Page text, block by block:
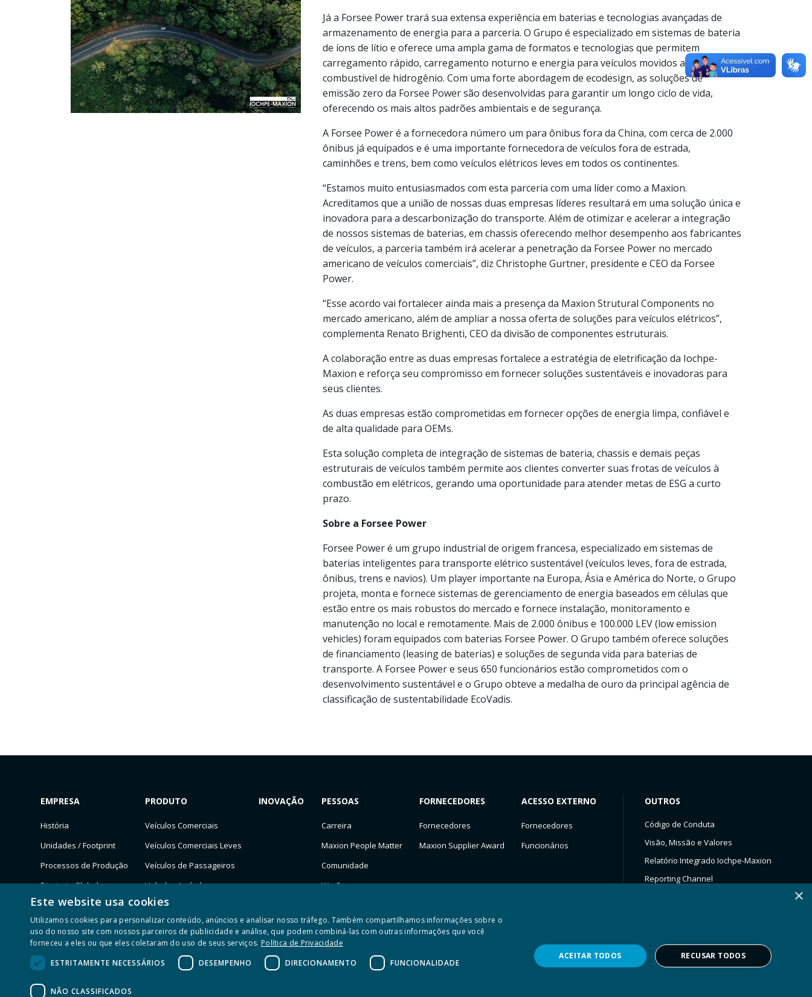
Já a Forsee Power trará sua extensa experiência em baterias e tecnologias avançadas de
armazenamento de energia para a parceria. O Grupo é especializado em sistemas de bateria
de íons de lítio e oferece uma ampla gama de formatos e tecnologias que permitem
carregamento rápido, carregamento noturno e energia para veículos movidos a célula de
combustível de hidrogênio. Com uma forte abordagem de ecodesign, as soluções de
emissão zero da Forsee Power são desenvolvidas para garantir um longo ciclo de vida,
oferecendo os mais altos padrões ambientais e de segurança.
A Forsee Power é a fornecedora número um para ônibus fora da China, com cerca de 2.000
ônibus já equipados e é uma importante fornecedora de veículos fora de estrada,
caminhões e trens, bem como veículos elétricos leves em todos os continentes.
“Estamos muito entusiasmados com esta parceria com uma líder como a Maxion.
Acreditamos que a união de nossas duas empresas líderes resultará em uma solução única e
inovadora para a descarbonização do transporte. Além de otimizar e acelerar a integração
de nossos sistemas de baterias, em chassis oferecendo melhor desempenho aos fabricantes
de veículos, a parceria também irá acelerar a penetração da Forsee Power no mercado
americano de veículos comerciais”, diz Christophe Gurtner, presidente e CEO da Forsee
Power.
“Esse acordo vai fortalecer ainda mais a presença da Maxion Strutural Components no
mercado americano, além de ampliar a nossa oferta de soluções para veículos elétricos”,
complementa Renato Brighenti, CEO da divisão de componentes estruturais.
A colaboração entre as duas empresas fortalece a estratégia de eletrificação da Iochpe-
Maxion e reforça seu compromisso em fornecer soluções sustentáveis e inovadoras para
seus clientes.
As duas empresas estão comprometidas em fornecer opções de energia limpa, confiável e
de alta qualidade para OEMs.
Esta solução completa de integração de sistemas de bateria, chassis e demais peças
estruturais de veículos também permite aos clientes converter suas frotas de veículos à
combustão em elétricos, gerando uma oportunidade para atender metas de ESG a curto
prazo.
Sobre a Forsee Power
Forsee Power é um grupo industrial de origem francesa, especializado em sistemas de
baterias inteligentes para transporte elétrico sustentável (veículos leves, fora de estrada,
ônibus, trens e navios). Um player importante na Europa, Ásia e América do Norte, o Grupo
projeta, monta e fornece sistemas de gerenciamento de energia baseados em células que
estão entre os mais robustos do mercado e fornece instalação, monitoramento e
manutenção no local e remotamente. Mais de 2.000 ônibus e 100.000 LEV (low emission
vehicles) foram equipados com baterias Forsee Power. O Grupo também oferece soluções
de financiamento (leasing de baterias) e soluções de segunda vida para baterias de
transporte. A Forsee Power e seus 650 funcionários estão comprometidos com o
desenvolvimento sustentável e o Grupo obteve a medalha de ouro da principal agência de
classificação de sustentabilidade EcoVadis.
EMPRESA
História
Unidades / Footprint
Processos de Produção
Diretoria Global
ESG
Clientes
Reconhecimentos
PRODUTO
Veículos Comerciais
Veículos Comerciais Leves
Veículos de Passageiros
Veículos Agrícolas
INOVAÇÃO PESSOAS
Carreira
Maxion People Matter
Comunidade
We Care
FORNECEDORES
Fornecedores
Maxion Supplier Award
ACESSO EXTERNO
Fornecedores
Funcionários
OUTROS
Código de Conduta
Visão, Missão e Valores
Relatório Integrado Iochpe-Maxion
Reporting Channel
Maxion Wheels
×
Este website usa cookies
Utilizamos cookies para personalizar conteúdo, anúncios e analisar nosso tráfego. Também compartilhamos informações sobre o
uso do nosso site com nossos parceiros de publicidade e análise, que podem combiná-las com outras informações que você
forneceu a eles ou que eles coletaram do uso de seus serviços. Política de Privacidade
ESTRITAMENTE NECESSÁRIOS
DESEMPENHO DIRECIONAMENTO FUNCIONALIDADE
NÃO CLASSIFICADOS
ACEITAR TODOS RECUSAR TODOS